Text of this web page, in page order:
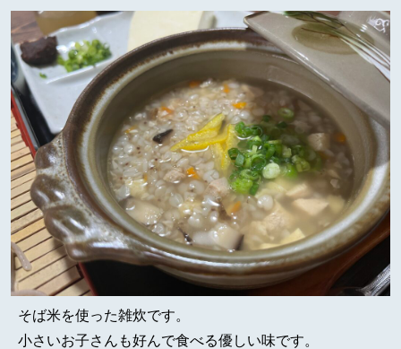
そば米を使った雑炊です。
小さいお子さんも好んで食べる優しい味です。